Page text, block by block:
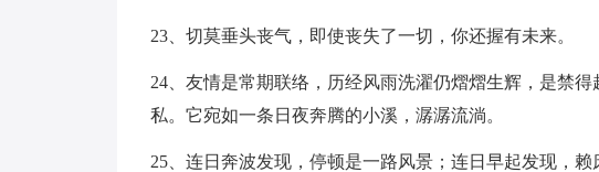
23、切莫垂头丧气，即使丧失了一切，你还握有未来。
24、友情是常期联络，历经风雨洗濯仍熠熠生辉，是禁
私。它宛如一条日夜奔腾的小溪，潺潺流淌。
25、连日奔波发现，停顿是一路风景；连日早起发现，